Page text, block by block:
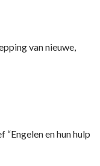
van nieuwe,
en hun hulp